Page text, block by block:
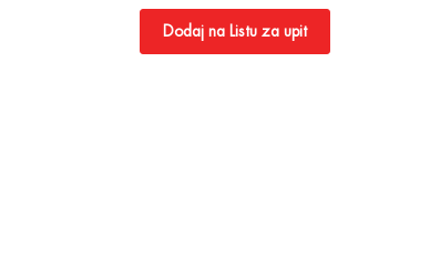
Dodaj na Listu za upit